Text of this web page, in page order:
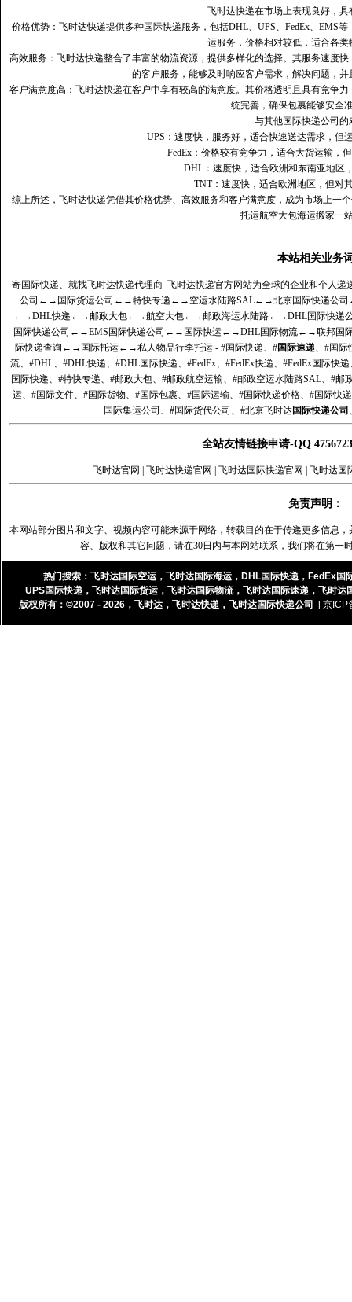
飞时达快递在市场上表现良好，
价格优势：飞时达快递提供多种国际快递服务，包括DHL、UPS、FedEx、EMS
运服务，价格相对较低，适合各
高效服务：飞时达快递整合了丰富的物流资源，提供多样化的选择。其服务速度
的客户服务，能够及时响应客户需求，解决问题，
客户满意度高‌：飞时达快递在客户中享有较高的满意度。其价格透明且具有竞争
统完善，确保包裹能够安全
与其他国际快递公司的
UPS：速度快，服务好，适合快速送达需求，但
FedEx：价格较有竞争力，适合大货运输，
DHL：速度快，适合欧洲和东南亚地区
TNT：速度快，适合欧洲地区，但对
综上所述，飞时达快递凭借其价格优势、高效服务和客户满意度，成为市场上一
托运航空大包海运搬家一
本站相关业务
寄国际快递、就找飞时达快递代理商_飞时达快递官方网站为全球的企业和个人递
公司 ←→ 国际货运公司 ←→特快专递 ←→ 空运水陆路SAL←→北京国际快递公司
←→DHL快递 ←→邮政大包←→航空大包←→邮政海运水陆路←→DHL国际快递
国际快递公司 ←→EMS国际快递公司 ←→ 国际快运←→DHL国际物流←→联邦国
际快递查询 ←→ 国际托运←→私人物品行李托运 - #国际快递、#国际速递、#国际
流、#DHL、#DHL快递、#DHL国际快递、#FedEx、#FedEx快递、#FedEx国际快
国际快递、#特快专递、#邮政大包、#邮政航空运输、#邮政空运水陆路SAL、#
运、#国际文件、#国际货物、#国际包裹、#国际运输、#国际快递价格、#国际快
国际集运公司、#国际货代公司、#北京飞时达国际快递公司
全站友情链接申请-QQ
飞时达官网 飞时达快递官网 飞时达国际快递官网 飞时达国
免责声明：
本网站部分图片和文字、视频内容可能来源于网络，转载目的在于传递更多信息
容、版权和其它问题，请在30日内与本网站联系，我们将在第一
热门搜索： 飞时达国际空运 ， 飞时达国际海运 ， DHL国际快递 ， FedEx国
UPS国际快递 ， 飞时达国际货运 ， 飞时达国际物流， 飞时达国际速递 ， 飞时达
版权所有：©2007 - 2026， 飞时达， 飞时达快递， 飞时达国际快递公司 [ 京ICP